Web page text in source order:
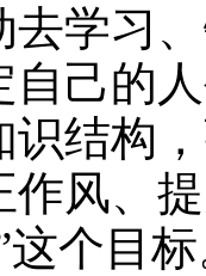
去学习
自己的
识结构
作风、
这个目